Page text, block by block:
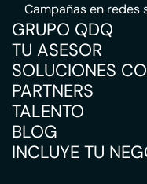
Campañas en redes
GRUPO QDQ
TU ASESOR
SOLUCIONES
PARTNERS
TALENTO
BLOG
INCLUYE TU